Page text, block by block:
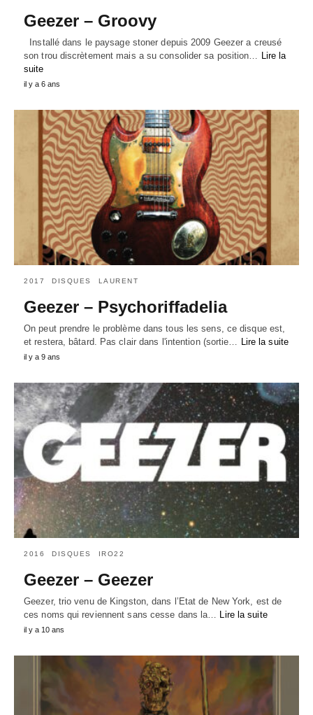
Geezer – Groovy
Installé dans le paysage stoner depuis 2009 Geezer a creusé
son trou discrètement mais a su consolider sa position… Lire la
suite
il y a 6 ans
2017 DISQUES LAURENT
Geezer – Psychoriffadelia
On peut prendre le problème dans tous les sens, ce disque est,
et restera, bâtard. Pas clair dans l'intention (sortie… Lire la suite
il y a 9 ans
2016 DISQUES IRO22
Geezer – Geezer
Geezer, trio venu de Kingston, dans l’Etat de New York, est de
ces noms qui reviennent sans cesse dans la…
Lire la suite
il y a 10 ans